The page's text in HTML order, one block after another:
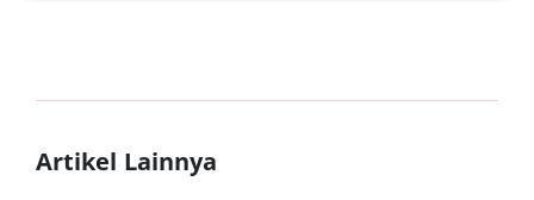
Artikel Lainnya